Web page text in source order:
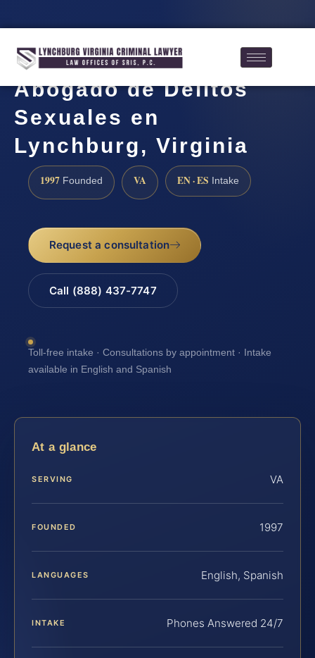
Abogado de Delitos
Sexuales en
Lynchburg, Virginia
1997 Founded VA EN · ES Intake
Request a consultation
Call (888) 437-7747
Toll-free intake · Consultations by appointment · Intake
available in English and Spanish
At a glance
SERVING VA
FOUNDED 1997
LANGUAGES English, Spanish
INTAKE Phones Answered 24/7